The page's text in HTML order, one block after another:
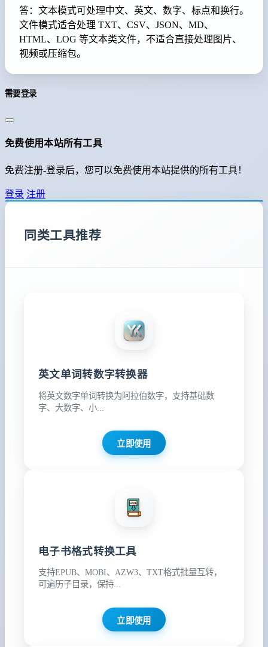
答：文本模式可处理中文、英文、数字、标点和换行。
文件模式适合处理 TXT、CSV、JSON、MD、
HTML、LOG 等文本类文件，不适合直接处理图片、
视频或压缩包。
需要登录
免费使用本站所有工具
免费注册-登录后，您可以免费使用本站提供的所有工具！
登录 注册
同类工具推荐
英文单词转数字转换器
将英文数字单词转换为阿拉伯数字，支持基础数
字、大数字、小...
立即使用
电子书格式转换工具
支持EPUB、MOBI、AZW3、TXT格式批量互转，
可遍历子目录，保持...
立即使用